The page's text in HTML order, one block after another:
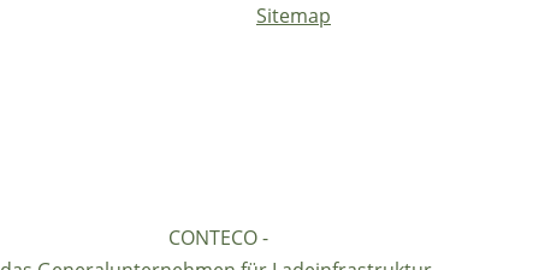
Sitemap
CONTECO -